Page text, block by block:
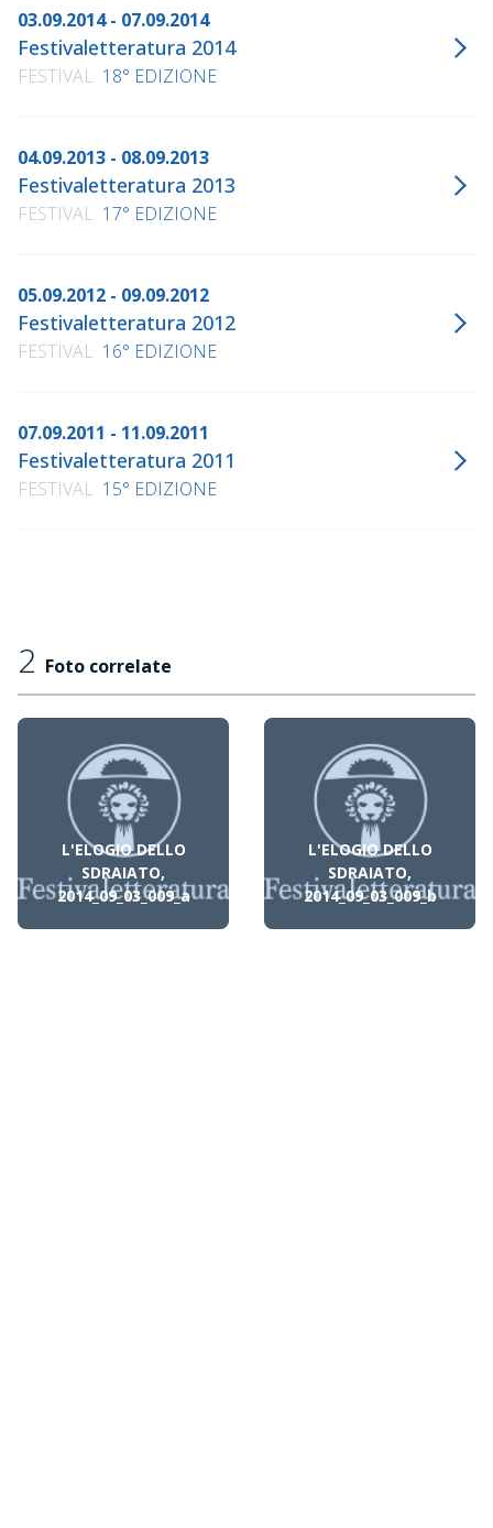
03.09.2014 - 07.09.2014
Festivaletteratura 2014
FESTIVAL 18° EDIZIONE
04.09.2013 - 08.09.2013
Festivaletteratura 2013
FESTIVAL 17° EDIZIONE
05.09.2012 - 09.09.2012
Festivaletteratura 2012
FESTIVAL 16° EDIZIONE
07.09.2011 - 11.09.2011
Festivaletteratura 2011
FESTIVAL 15° EDIZIONE
2 Foto correlate
L'ELOGIO DELLO
SDRAIATO,
2014_09_03_009_a
L'ELOGIO DELLO
SDRAIATO,
2014_09_03_009_b